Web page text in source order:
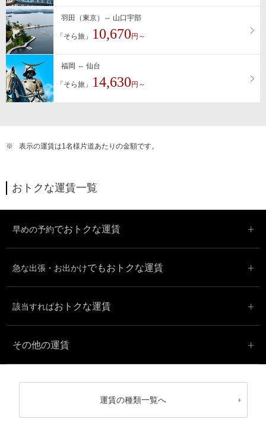
羽田（東京）⇔ 山口宇部
「そら旅」 10,670 円～
福岡 ⇔ 仙台
「そら旅」 14,630 円～
※ 表示の運賃は1名様片道あたりの金額です。
おトクな運賃一覧
早めの予約でおトクな運賃
急な出張・お出かけでもおトクな運賃
該当すればおトクな運賃
その他の運賃
運賃の種類一覧へ